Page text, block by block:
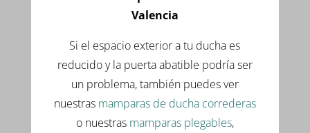
Valencia
Si el espacio exterior a tu ducha es
reducido y la puerta abatible podría ser
un problema, también puedes ver
nuestras mamparas de ducha correderas
o nuestras mamparas plegables,